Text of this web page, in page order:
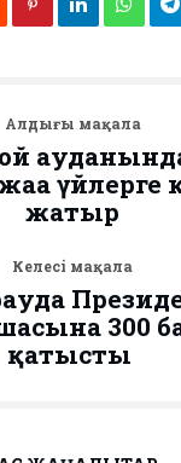
Алдыңғы мақала
үйлерге
жатыр
Келесі мақала
300
қатысты